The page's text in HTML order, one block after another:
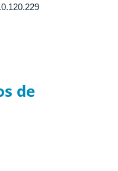
de